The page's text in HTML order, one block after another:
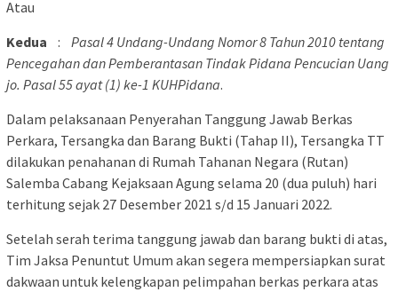
Atau
Kedua
:
Pasal 4 Undang-Undang Nomor 8 Tahun 2010 tentang
Pencegahan dan Pemberantasan Tindak Pidana Pencucian Uang
jo. Pasal 55 ayat (1) ke-1 KUHPidana.
Dalam pelaksanaan Penyerahan Tanggung Jawab Berkas
Perkara, Tersangka dan Barang Bukti (Tahap II), Tersangka TT
dilakukan penahanan di Rumah Tahanan Negara (Rutan)
Salemba Cabang Kejaksaan Agung selama 20 (dua puluh) hari
terhitung sejak 27 Desember 2021 s/d 15 Januari 2022.
Setelah serah terima tanggung jawab dan barang bukti di atas,
Tim Jaksa Penuntut Umum akan segera mempersiapkan surat
dakwaan untuk kelengkapan pelimpahan berkas perkara atas